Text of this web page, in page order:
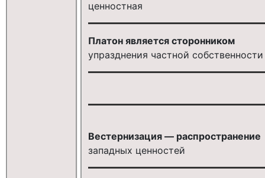
ценностная
Платон является сторонником
упразднения частной
Вестернизация — распространение
западных ценностей